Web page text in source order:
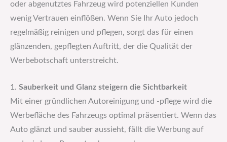
oder abgenutztes Fahrzeug wird potenziellen Kunden
wenig Vertrauen einflößen. Wenn Sie Ihr Auto jedoch
regelmäßig reinigen und pflegen, sorgt das für einen
glänzenden, gepflegten Auftritt, der die Qualität der
Werbebotschaft unterstreicht.
1. Sauberkeit und Glanz steigern die Sichtbarkeit
Mit einer gründlichen Autoreinigung und -pflege wird die
Werbefläche des Fahrzeugs optimal präsentiert. Wenn das
Auto glänzt und sauber aussieht, fällt die Werbung auf